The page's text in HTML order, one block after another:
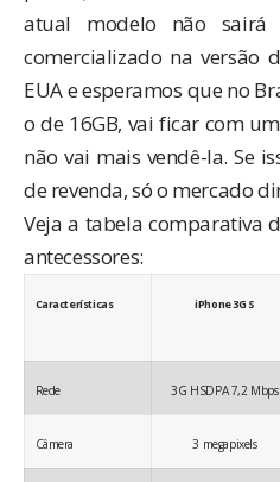
atual modelo não sairá
comercializado na versão
EUA e esperamos que no
o de 16GB, vai ficar com
não vai mais vendê-la. Se
de revenda, só o mercado
Veja a tabela comparativa
antecessores:
Características iPhone 3G S
Rede 3G HSDPA 7,2 Mbps
Câmera 3 megapixels